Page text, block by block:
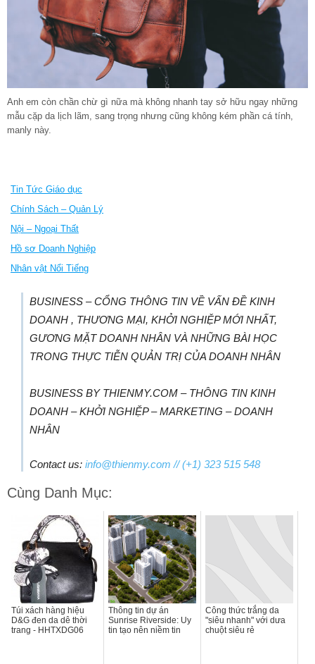
Anh em còn chần chừ gì nữa mà không nhanh tay sở hữu ngay những
mẫu cặp da lịch lãm, sang trọng nhưng cũng không kém phần cá tính,
manly này.
Tin Tức Giáo dục
Chính Sách – Quản Lý
Nội – Ngoại Thất
Hồ sơ Doanh Nghiệp
Nhân vật Nổi Tiếng
BUSINESS – CỔNG THÔNG TIN VỀ VẤN ĐỀ KINH
DOANH , THƯƠNG MẠI, KHỞI NGHIỆP MỚI NHẤT,
GƯƠNG MẶT DOANH NHÂN VÀ NHỮNG BÀI HỌC
TRONG THỰC TIỄN QUẢN TRỊ CỦA DOANH NHÂN
BUSINESS BY THIENMY.COM – THÔNG TIN KINH
DOANH – KHỞI NGHIỆP – MARKETING – DOANH
NHÂN
Contact us: info@thienmy.com // (+1) 323 515 548
Cùng Danh Mục:
Túi xách hàng hiệu
D&G đen da dê thời
trang - HHTXDG06
Thông tin dự án
Sunrise Riverside: Uy
tin tạo nên niềm tin
Công thức trắng da
"siêu nhanh" với dưa
chuột siêu rẻ